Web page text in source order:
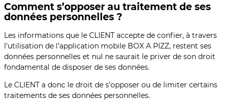
Comment s’opposer au traitement de ses
données personnelles ?
Les informations que le CLIENT accepte de confier, à travers
l’utilisation de l’application mobile BOX A PIZZ, restent ses
données personnelles et nul ne saurait le priver de son droit
fondamental de disposer de ses données.
Le CLIENT a donc le droit de s’opposer ou de limiter certains
traitements de ses données personnelles.